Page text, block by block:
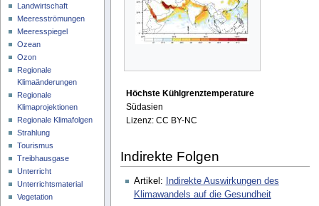
Höchste Kühlgrenztemperature
Südasien
Lizenz: CC BY-NC
Indirekte Folgen
Artikel:
Indirekte Auswirkungen des
Klimawandels auf die Gesundheit
Landwirtschaft
Meeresströmungen
Meeresspiegel
Ozean
Ozon
Regionale
Klimaänderungen
Regionale
Klimaprojektionen
Regionale Klimafolgen
Strahlung
Tourismus
Treibhausgase
Unterricht
Unterrichtsmaterial
Vegetation